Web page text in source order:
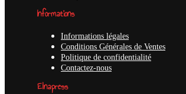
Informations
Informations légales
Conditions Générales de Ventes
Politique de confidentialité
Contactez-nous
Elnapress